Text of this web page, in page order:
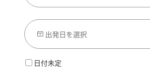
出発日を選択
日付未定